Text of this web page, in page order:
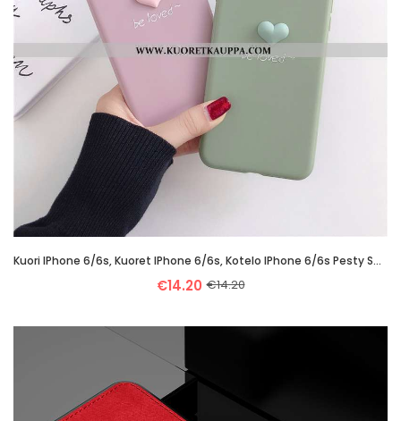
Kuori IPhone 6/6s, Kuoret IPhone 6/6s, Kotelo IPhone 6/6s Pesty Suede Persoonallisuus Net Red Sarjak
€14.20 €14.20